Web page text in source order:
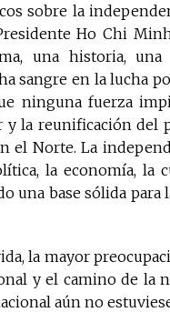
sobre la
Ho Chi
una historia,
sangre en la lucha
ninguna fuerza
la reunificación del
el Norte. La
la economía, la
una base sólida
la mayor
y el camino de la
aún no